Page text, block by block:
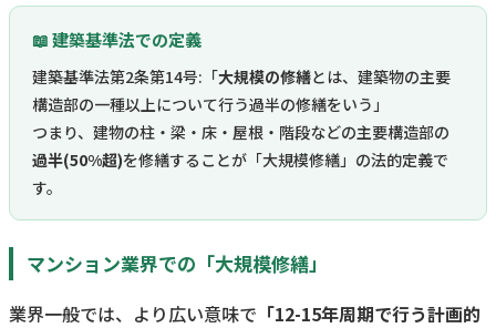
📖 建築基準法での定義
建築基準法第2条第14号:「大規模の修繕とは、建築物の主要
構造部の一種以上について行う過半の修繕をいう」
つまり、建物の柱・梁・床・屋根・階段などの主要構造部の
過半(50%超)を修繕することが「大規模修繕」の法的定義で
す。
マンション業界での「大規模修繕」
業界一般では、より広い意味で 「12-15年周期で行う計画的